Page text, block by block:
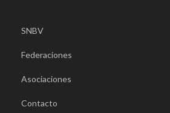
SNBV
Federaciones
Asociaciones
Contacto